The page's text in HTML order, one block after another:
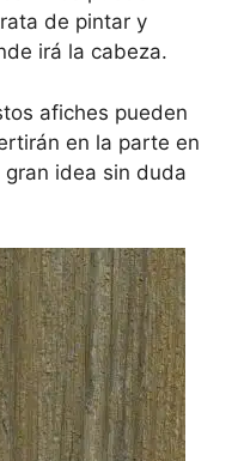
de pintar y
irá la cabeza.
afiches pueden
en la parte en
idea sin duda